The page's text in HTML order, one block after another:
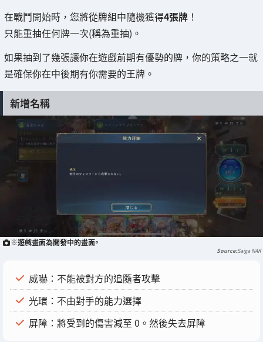
在戰鬥開始時，您將從牌組中隨機獲得4張牌 ！
只能重抽任何牌一次(稱為重抽)。
如果抽到了幾張讓你在遊戲前期有優勢的牌，你的策略之一就
是確保你在中後期有你需要的王牌。
新增名稱
※遊戲畫面為開發中的畫面。
Saiga NAK
威嚇：不能被對方的追隨者攻擊
光環：不由對手的能力選擇
屏障：將受到的傷害減至 0。然後失去屏障